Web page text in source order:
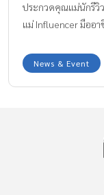
ประกวดคุณแม่นักรีวิ
แม่ Influencer มืออา
News & Event